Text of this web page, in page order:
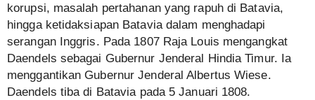
korupsi, masalah pertahanan yang rapuh di Batavia,
hingga ketidaksiapan Batavia dalam menghadapi
serangan Inggris. Pada 1807 Raja Louis mengangkat
Daendels sebagai Gubernur Jenderal Hindia Timur. Ia
menggantikan Gubernur Jenderal Albertus Wiese.
Daendels tiba di Batavia pada 5 Januari 1808.